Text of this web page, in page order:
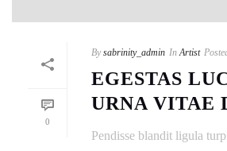
0
By sabrinity_admin In Artist
EGESTAS
URNA VITAE
Pendisse blandit ligula